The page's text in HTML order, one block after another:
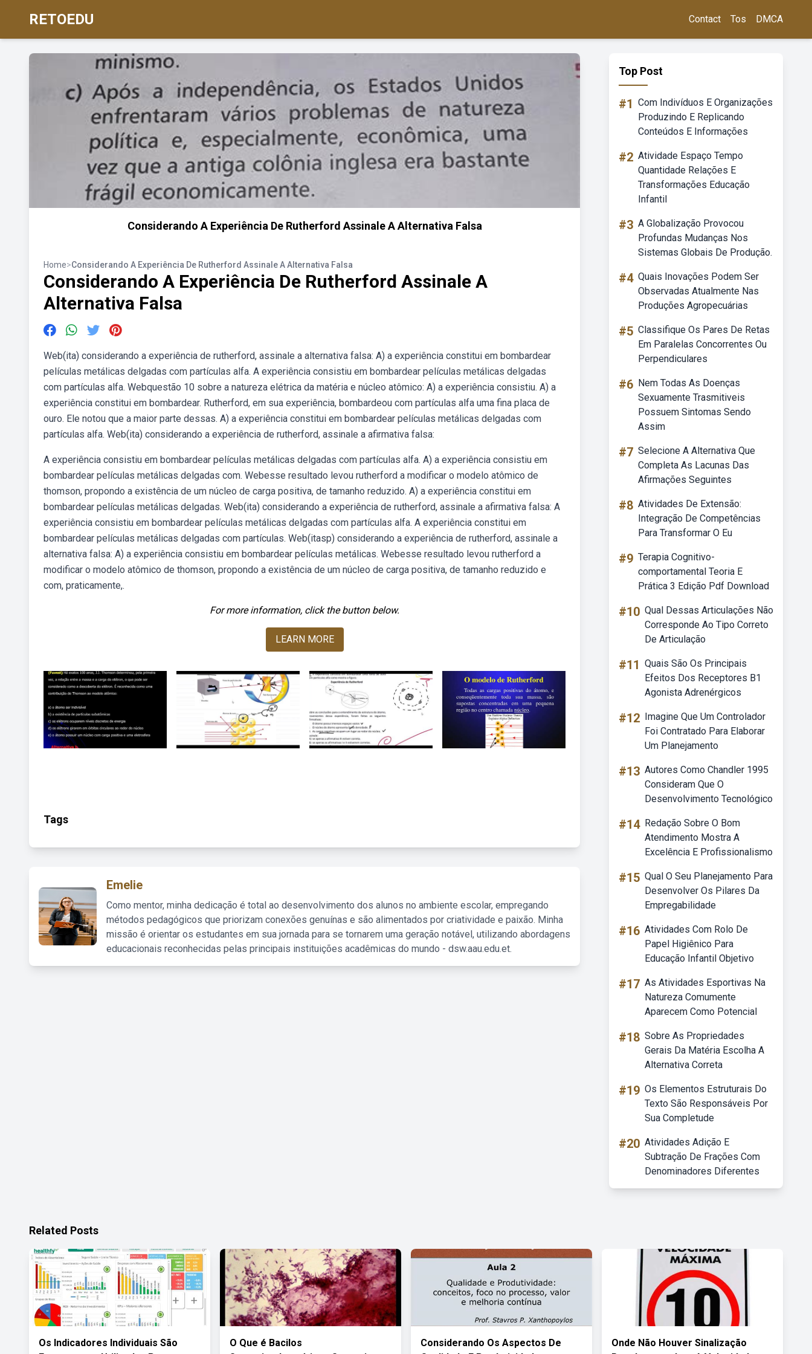
RETOEDU Contact Tos DMCA
Considerando A Experiência De Rutherford Assinale A Alternativa Falsa
Home>Considerando A Experiência De Rutherford Assinale A Alternativa Falsa
Considerando A Experiência De Rutherford Assinale A
Alternativa Falsa
Web(ita) considerando a experiência de rutherford, assinale a alternativa falsa: A) a experiência constitui em bombardear
películas metálicas delgadas com partículas alfa. A experiência consistiu em bombardear películas metálicas delgadas
com partículas alfa. Webquestão 10 sobre a natureza elétrica da matéria e núcleo atômico: A) a experiência consistiu. A) a
experiência constitui em bombardear. Rutherford, em sua experiência, bombardeou com partículas alfa uma fina placa de
ouro. Ele notou que a maior parte dessas. A) a experiência constitui em bombardear películas metálicas delgadas com
partículas alfa. Web(ita) considerando a experiência de rutherford, assinale a afirmativa falsa:
A experiência consistiu em bombardear películas metálicas delgadas com partículas alfa. A) a experiência consistiu em
bombardear películas metálicas delgadas com. Webesse resultado levou rutherford a modificar o modelo atômico de
thomson, propondo a existência de um núcleo de carga positiva, de tamanho reduzido. A) a experiência constitui em
bombardear películas metálicas delgadas. Web(ita) considerando a experiência de rutherford, assinale a afirmativa falsa: A
experiência consistiu em bombardear películas metálicas delgadas com partículas alfa. A experiência constitui em
bombardear películas metálicas delgadas com partículas. Web(itasp) considerando a experiência de rutherford, assinale a
alternativa falsa: A) a experiência consistiu em bombardear películas metálicas. Webesse resultado levou rutherford a
modificar o modelo atômico de thomson, propondo a existência de um núcleo de carga positiva, de tamanho reduzido e
com, praticamente,.
For more information, click the button below.
LEARN MORE
Tags
Emelie
Como mentor, minha dedicação é total ao desenvolvimento dos alunos no ambiente escolar, empregando
métodos pedagógicos que priorizam conexões genuínas e são alimentados por criatividade e paixão. Minha
missão é orientar os estudantes em sua jornada para se tornarem uma geração notável, utilizando abordagens
educacionais reconhecidas pelas principais instituições acadêmicas do mundo - dsw.aau.edu.et.
Top Post
#1 Com Indivíduos E Organizações
Produzindo E Replicando
Conteúdos E Informações
#2 Atividade Espaço Tempo
Quantidade Relações E
Transformações Educação
Infantil
#3 A Globalização Provocou
Profundas Mudanças Nos
Sistemas Globais De Produção.
#4 Quais Inovações Podem Ser
Observadas Atualmente Nas
Produções Agropecuárias
#5 Classifique Os Pares De Retas
Em Paralelas Concorrentes Ou
Perpendiculares
#6 Nem Todas As Doenças
Sexuamente Trasmitiveis
Possuem Sintomas Sendo
Assim
#7 Selecione A Alternativa Que
Completa As Lacunas Das
Afirmações Seguintes
#8 Atividades De Extensão:
Integração De Competências
Para Transformar O Eu
#9 Terapia Cognitivo-
comportamental Teoria E
Prática 3 Edição Pdf Download
#10 Qual Dessas Articulações Não
Corresponde Ao Tipo Correto
De Articulação
#11 Quais São Os Principais
Efeitos Dos Receptores B1
Agonista Adrenérgicos
#12 Imagine Que Um Controlador
Foi Contratado Para Elaborar
Um Planejamento
#13 Autores Como Chandler 1995
Consideram Que O
Desenvolvimento Tecnológico
#14 Redação Sobre O Bom
Atendimento Mostra A
Excelência E Profissionalismo
#15 Qual O Seu Planejamento Para
Desenvolver Os Pilares Da
Empregabilidade
#16 Atividades Com Rolo De
Papel Higiênico Para
Educação Infantil Objetivo
#17 As Atividades Esportivas Na
Natureza Comumente
Aparecem Como Potencial
#18 Sobre As Propriedades
Gerais Da Matéria Escolha A
Alternativa Correta
#19 Os Elementos Estruturais Do
Texto São Responsáveis Por
Sua Completude
#20 Atividades Adição E
Subtração De Frações Com
Denominadores Diferentes
Related Posts
Os Indicadores Individuais São
O Que é Bacilos
Considerando Os Aspectos De
Onde Não Houver Sinalização